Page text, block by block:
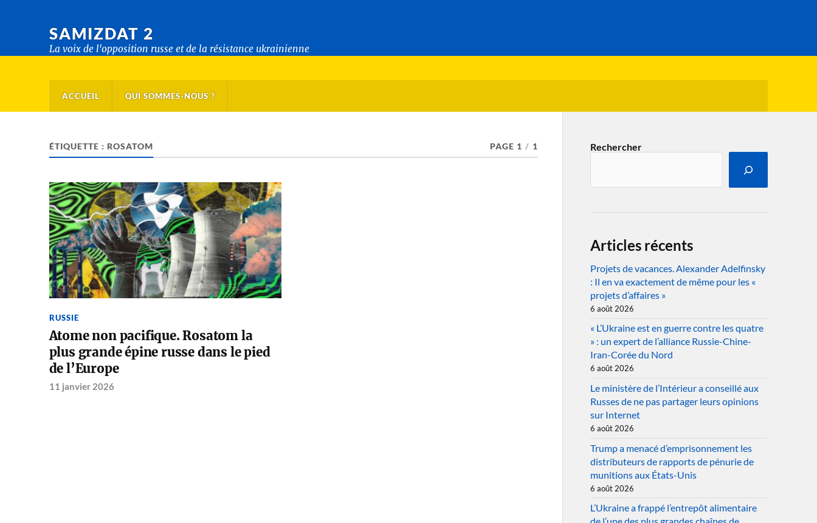
SAMIZDAT 2
La voix de l'opposition russe et de la résistance ukrainienne
ACCUEIL QUI SOMMES-NOUS ?
ÉTIQUETTE : ROSATOM PAGE 1 / 1
RUSSIE
Atome non pacifique. Rosatom la
plus grande épine russe dans le pied
de l’Europe
11 janvier 2026
Rechercher
Articles récents
Projets de vacances. Alexander Adelfinsky
: Il en va exactement de même pour les «
projets d’affaires »
6 août 2026
« L’Ukraine est en guerre contre les quatre
» : un expert de l’alliance Russie-Chine-
Iran-Corée du Nord
6 août 2026
Le ministère de l’Intérieur a conseillé aux
Russes de ne pas partager leurs opinions
sur Internet
6 août 2026
Trump a menacé d’emprisonnement les
distributeurs de rapports de pénurie de
munitions aux États-Unis
6 août 2026
L’Ukraine a frappé l’entrepôt alimentaire